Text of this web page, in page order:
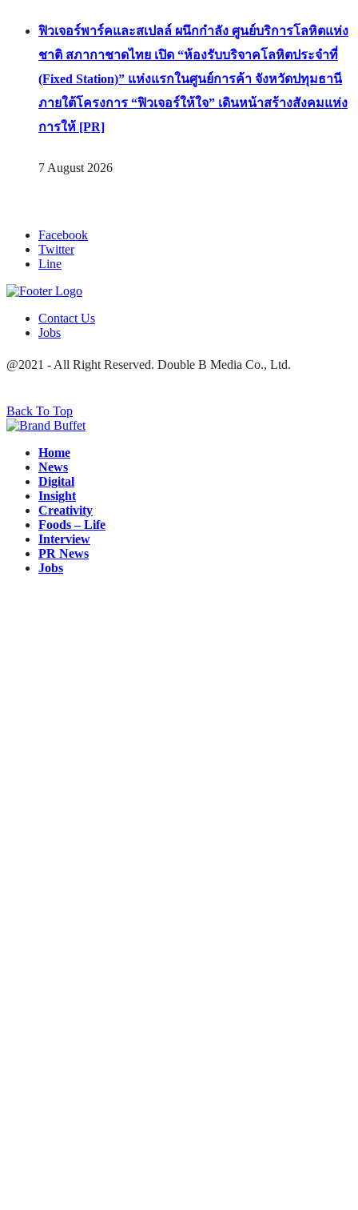
ฟิวเจอร์พาร์คและสเปลล์ ผนึกกำลัง ศูนย์บริการโลหิตแห่ง
ชาติ สภากาชาดไทย เปิด “ห้องรับบริจาคโลหิตประจำที่
(Fixed Station)” แห่งแรกในศูนย์การค้า จังหวัดปทุมธานี
ภายใต้โครงการ “ฟิวเจอร์ให้ใจ” เดินหน้าสร้างสังคมแห่ง
การให้ [PR]
7 August 2026
Facebook
Twitter
Line
Contact Us
Jobs
@2021 - All Right Reserved. Double B Media Co., Ltd.
Back To Top
Home
News
Digital
Insight
Creativity
Foods – Life
Interview
PR News
Jobs